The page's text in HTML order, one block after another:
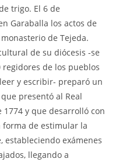
trigo. El 6 de
Garaballa los actos de
de Tejeda.
de su diócesis -se
de los pueblos
y escribir- preparó un
presentó al Real
y que desarrolló con
forma de estimular la
estableciendo exámenes
llegando a